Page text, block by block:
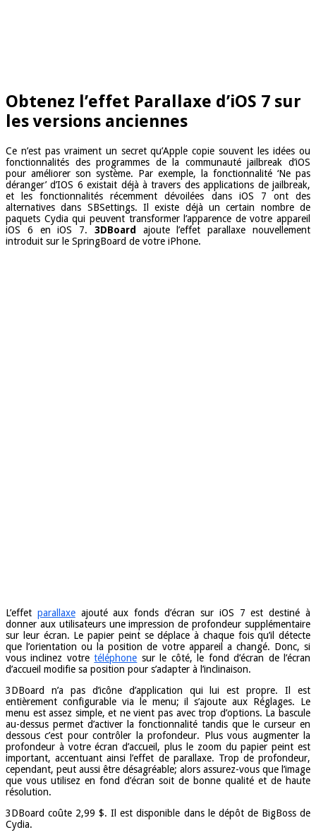
Obtenez l’effet Parallaxe d’iOS 7 sur
les versions anciennes
Ce n’est pas vraiment un secret qu’Apple copie souvent les idées ou
fonctionnalités des programmes de la communauté jailbreak d’iOS
pour améliorer son système. Par exemple, la fonctionnalité ‘Ne pas
déranger’ d’IOS 6 existait déjà à travers des applications de jailbreak,
et les fonctionnalités récemment dévoilées dans iOS 7 ont des
alternatives dans SBSettings. Il existe déjà un certain nombre de
paquets Cydia qui peuvent transformer l’apparence de votre appareil
iOS 6 en iOS 7. 3DBoard
ajoute l’effet parallaxe nouvellement
introduit sur le SpringBoard de votre iPhone.
L’effet parallaxeajouté aux fonds d’écran sur iOS 7 est destiné à
donner aux utilisateurs une impression de profondeur supplémentaire
sur leur écran. Le papier peint se déplace à chaque fois qu’il détecte
que l’orientation ou la position de votre appareil a changé. Donc, si
vous inclinez votretéléphone sur le côté, le fond d’écran de l’écran
d’accueil modifie sa position pour s’adapter à l’inclinaison.
3DBoard n’a pas d’icône d’application qui lui est propre. Il est
entièrement configurable via le menu; il s’ajoute aux Réglages. Le
menu est assez simple, et ne vient pas avec trop d’options. La bascule
au-dessus permet d’activer la fonctionnalité tandis que le curseur en
dessous c’est pour contrôler la profondeur. Plus vous augmenter la
profondeur à votre écran d’accueil, plus le zoom du papier peint est
important, accentuant ainsi l’effet de parallaxe. Trop de profondeur,
cependant, peut aussi être désagréable; alors assurez-vous que l’image
que vous utilisez en fond d’écran soit de bonne qualité et de haute
résolution.
3DBoard coûte 2,99 $. Il est disponible dans le dépôt de BigBoss de
Cydia.